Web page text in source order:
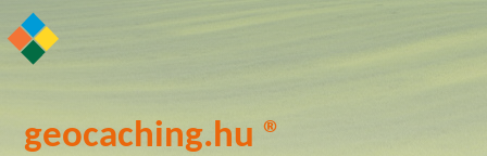
geocaching.hu ®